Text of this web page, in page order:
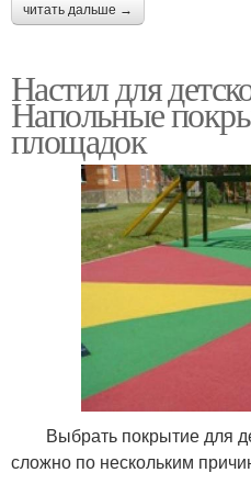
читать дальше →
Настил для
Напольные
площадок
Выбрать покрытие для
сложно по нескольким